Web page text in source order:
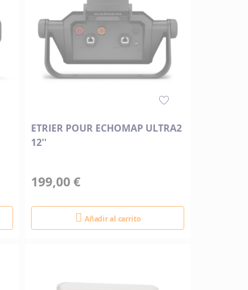
ETRIER POUR ECHOMAP ULTRA2
12''
199,00 €
Añadir al carrito